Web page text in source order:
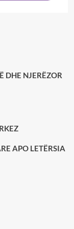
DHE NJERËZOR
APO LETËRSIA